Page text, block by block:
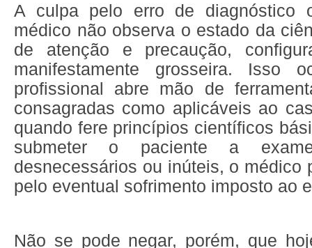
A culpa pelo erro de diagnóstico
médico não observa o estado da
de atenção e precaução,
manifestamente grosseira. Isso
profissional abre mão de
consagradas como aplicáveis ao
quando fere princípios científicos
submeter o paciente a
desnecessários ou inúteis, o médico
pelo eventual sofrimento imposto ao
Não se pode negar, porém, que